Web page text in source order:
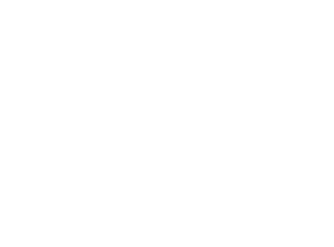
Fenster)
neuem Fenster)
Fenster)